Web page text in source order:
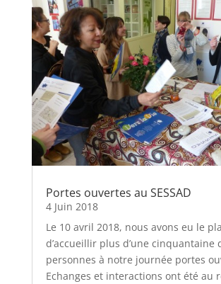
Portes ouvertes au SESSAD
4 Juin 2018
Le 10 avril 2018, nous avons eu le
d’accueillir plus d’une cinquantaine
personnes à notre journée portes
Echanges et interactions ont été au